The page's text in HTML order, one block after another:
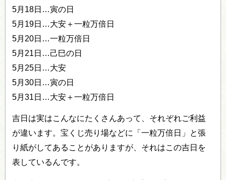
5月18日…寅の日
5月19日…大安＋一粒万倍日
5月20日…一粒万倍日
5月21日…己巳の日
5月25日…大安
5月30日…寅の日
5月31日…大安＋一粒万倍日
吉日は実はこんなにたくさんあって、それぞれご利益
が違います。宝くじ売り場などに「一粒万倍日」と張
り紙がしてあることがありますが、それはこの吉日を
表しているんです。